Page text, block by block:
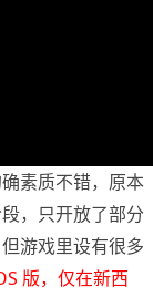
素质不错，原本
，只开放了部分
游戏里设有很多
版，仅在新西